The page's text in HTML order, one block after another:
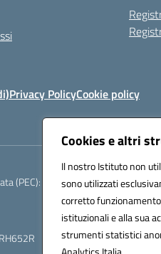
Cookies e altri
Il nostro Istituto non
sono utilizzati
corretto
istituzionali e alla sua
strumenti statistici
Privacy PolicyCookie policy
(PEC):